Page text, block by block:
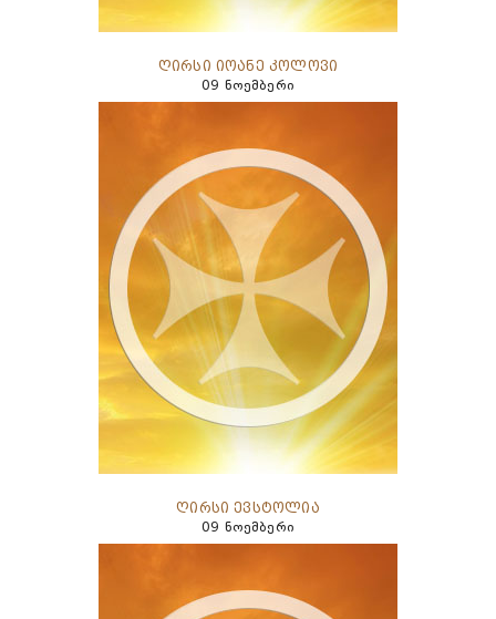
ღირსი იოანე კოლოვი
09 ნოემბერი
ღირსი ევსტოლია
09 ნოემბერი